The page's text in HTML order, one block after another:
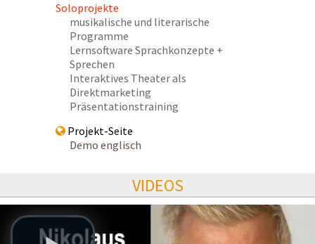
Soloprojekte
musikalische und literarische
Programme
Lernsoftware Sprachkonzepte +
Sprechen
Interaktives Theater als
Direktmarketing
Präsentationstraining
Projekt-Seite
Demo englisch
VIDEOS